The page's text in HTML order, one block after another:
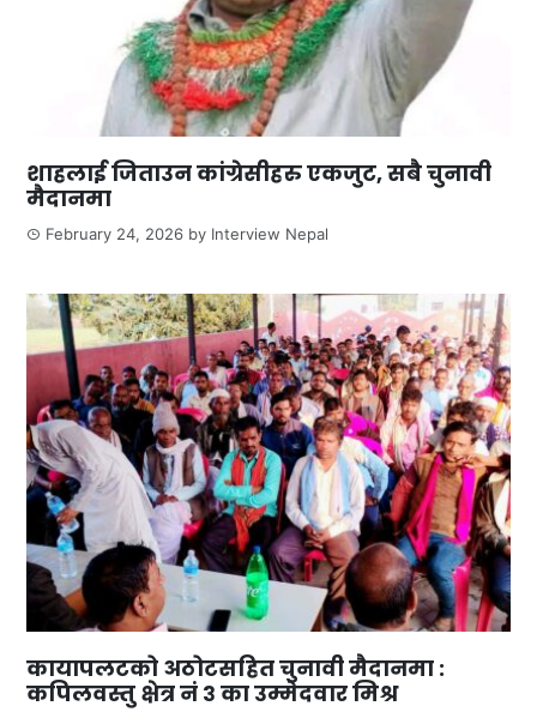
शाहलाई जिताउन कांग्रेसीहरु एकजुट, सबै चुनावी
मैदानमा
February 24, 2026 by Interview Nepal
कायापलटको अठोटसहित चुनावी मैदानमा :
कपिलवस्तु क्षेत्र नं ३ का उम्मेदवार मिश्र